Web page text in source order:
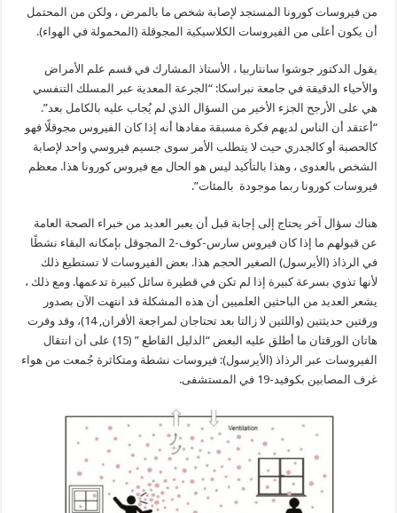
من فيروسات كورونا المستجد لإصابة شخص ما بالمرض ، ولكن من المحتمل
أن يكون أعلى من الفيروسات الكلاسيكية المجوقلة (المحمولة في الهواء).
يقول الدكتور جوشوا سانتاربيا ، الأستاذ المشارك في قسم علم الأمراض
والأحياء الدقيقة في جامعة نبراسكا: “الجرعة المعدية عبر المسلك التنفسي
هي على الأرجح الجزء الأخير من السؤال الذي لم يُجاب عليه بالكامل بعد”.
“أعتقد أن الناس لديهم فكرة مسبقة مفادها أنه إذا كان الفيروس مجوقلًا فهو
كالحصبة أو كالجدري حيث لا يتطلب الأمر سوى جسيم فيروسي واحد لإصابة
الشخص بالعدوى ، وهذا بالتأكيد ليس هو الحال مع فيروس كورونا هذا. معظم
فيروسات كورونا ربما موجودة بالمئات”.
هناك سؤال آخر يحتاج إلى إجابة قبل أن يعبر العديد من خبراء الصحة العامة
عن قبولهم ما إذا كان فيروس سارس-كوف-2 المجوقل بإمكانه البقاء نشطًا
في الرذاذ (الأيرسول) الصغير الحجم هذا. بعض الفيروسات لا تستطيع ذلك
لأنها تذوي بسرعة كبيرة إذا لم تكن في قطيرة سائل كبيرة تدعمها. ومع ذلك ،
يشعر العديد من الباحثين العلميين أن هذه المشكلة قد انتهت الآن بصدور
ورقتين حديثتين (واللتين لا زالتا بعد تحتاجان لمراجعة الأقران, 14)، وقد وفرت
هاتان الورقتان ما أطلق عليه البعض “الدليل القاطع ” (15) على أن انتقال
الفيروسات عبر الرذاذ (الأيرسول): فيروسات نشطة ومتكاثرة جُمعت من هواء
غرف المصابين بكوفيد-19 في المستشفى.